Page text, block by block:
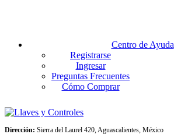
Centro de Ayuda
Registrarse
Ingresar
Preguntas Frecuentes
Cómo Comprar
Dirección: Sierra del Laurel 420, Aguascalientes, México